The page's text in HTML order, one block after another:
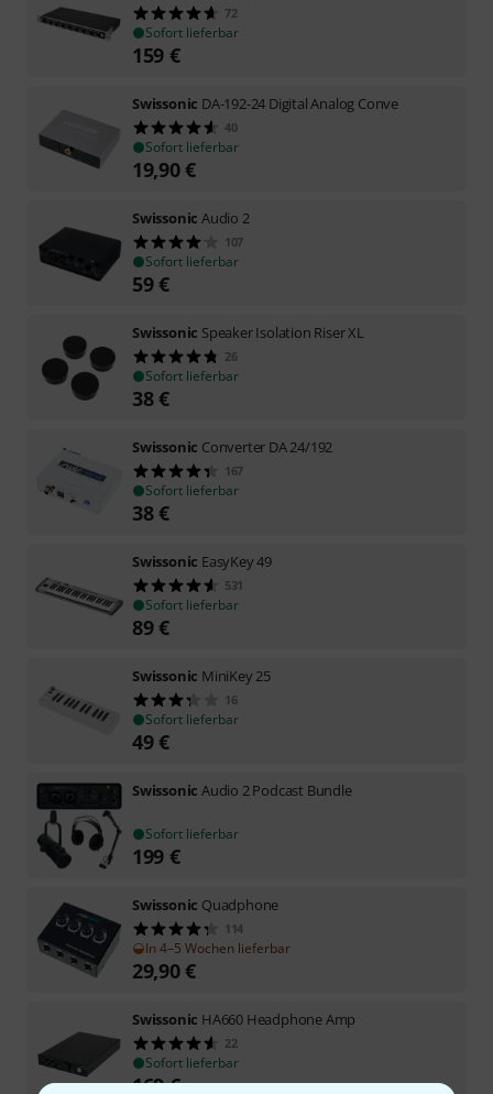
72
Sofort lieferbar
159 €
Swissonic DA-192-24 Digital Analog Conve
40
Sofort lieferbar
19,90€
Swissonic Audio 2
107
Sofort lieferbar
59€
Swissonic Speaker Isolation Riser XL
26
Sofort lieferbar
38€
Swissonic Converter DA 24/192
167
Sofort lieferbar
38€
Swissonic EasyKey 49
531
Sofort lieferbar
89€
Swissonic MiniKey 25
16
Sofort lieferbar
49€
Swissonic Audio 2 Podcast Bundle
Sofort lieferbar
199 €
Swissonic Quadphone
114
In 4–5 Wochen lieferbar
29,90€
Swissonic HA660 Headphone Amp
22
Sofort lieferbar
169€